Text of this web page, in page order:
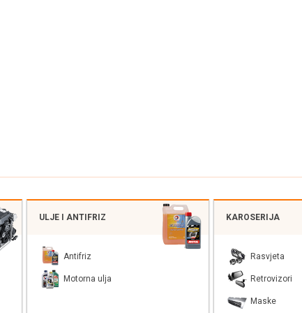
ULJE I ANTIFRIZ
Antifriz
Motorna ulja
KAROSERIJA
Rasvjeta
Retrovizori
Maske